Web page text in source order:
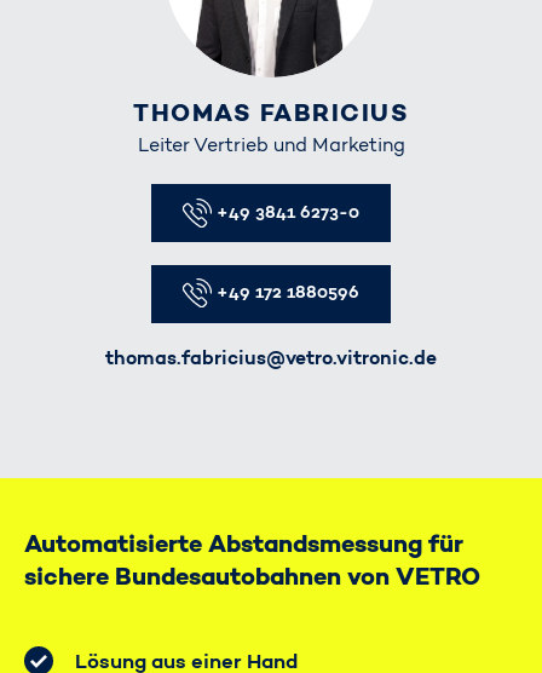
THOMAS FABRICIUS
Leiter Vertrieb und Marketing
+49 3841 6273-0
+49 172 1880596
thomas.fabricius@vetro.vitronic.de
Automatisierte Abstandsmessung für
sichere Bundesautobahnen von VETRO
Lösung aus einer Hand